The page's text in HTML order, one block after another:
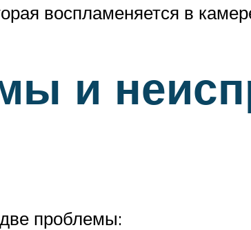
воспламеняется в
и
проблемы: